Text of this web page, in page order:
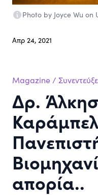
Photo by Joyce Wu on
Απρ 24, 2021
Magazine /
Δρ.
απορία..